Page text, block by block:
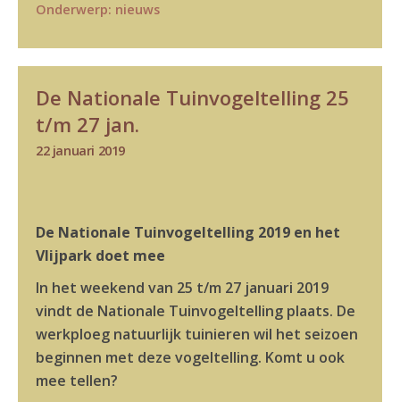
Onderwerp: nieuws
De Nationale Tuinvogeltelling 25
t/m 27 jan.
22 januari 2019
De Nationale Tuinvogeltelling 2019 en het
Vlijpark doet mee
In het weekend van 25 t/m 27 januari 2019
vindt de Nationale Tuinvogeltelling plaats. De
werkploeg natuurlijk tuinieren wil het seizoen
beginnen met deze vogeltelling. Komt u ook
mee tellen?